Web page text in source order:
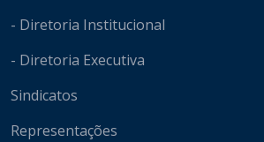
- Diretoria Institucional
- Diretoria Executiva
Sindicatos
Representações